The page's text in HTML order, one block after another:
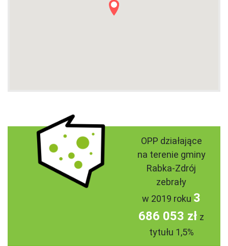
OPP działające
na terenie gminy
Rabka-Zdrój
zebrały
w 2019 roku 3
686 053 zł z
tytułu 1,5%